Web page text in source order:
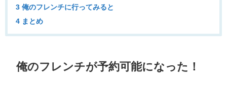
3 俺のフレンチに行ってみると
4 まとめ
俺のフレンチが予約可能になった！